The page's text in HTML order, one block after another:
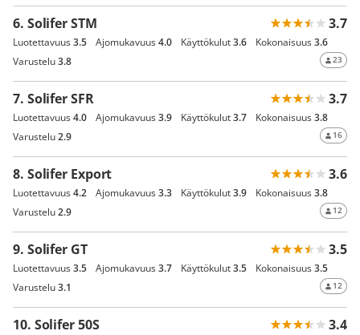
6. Solifer STM 3.7
23
Luotettavuus3.5 Ajomukavuus4.0 Käyttökulut3.6 Kokonaisuus3.6
Varustelu3.8
7. Solifer SFR 3.7
16
Luotettavuus4.0 Ajomukavuus3.9 Käyttökulut3.7 Kokonaisuus3.8
Varustelu2.9
8. Solifer Export 3.6
12
Luotettavuus4.2 Ajomukavuus3.3 Käyttökulut3.9 Kokonaisuus3.8
Varustelu2.9
9. Solifer GT 3.5
12
Luotettavuus3.5 Ajomukavuus3.7 Käyttökulut3.5 Kokonaisuus3.5
Varustelu3.1
10. Solifer 50S 3.4